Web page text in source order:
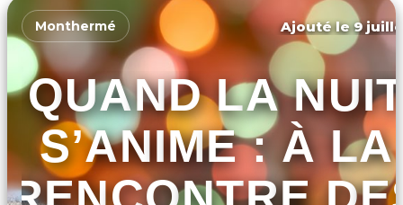
Monthermé Ajouté le 9
QUAND LA
S’ANIME : À LA